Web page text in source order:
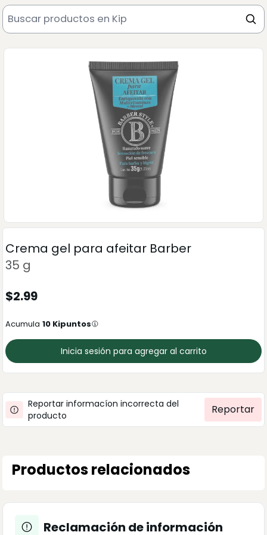
Crema gel para afeitar Barber
35 g
$2.99
Acumula 10 Kipuntos
Inicia sesión para agregar al carrito
Reportar informacíon incorrecta del
producto
Reportar
Productos relacionados
Reclamación de información